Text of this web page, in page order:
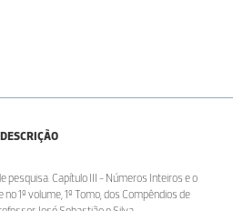
DESCRIÇÃO
pesquisa. Capítulo III - Números Inteiros e o
1º volume, 1º Tomo, dos Compêndios de